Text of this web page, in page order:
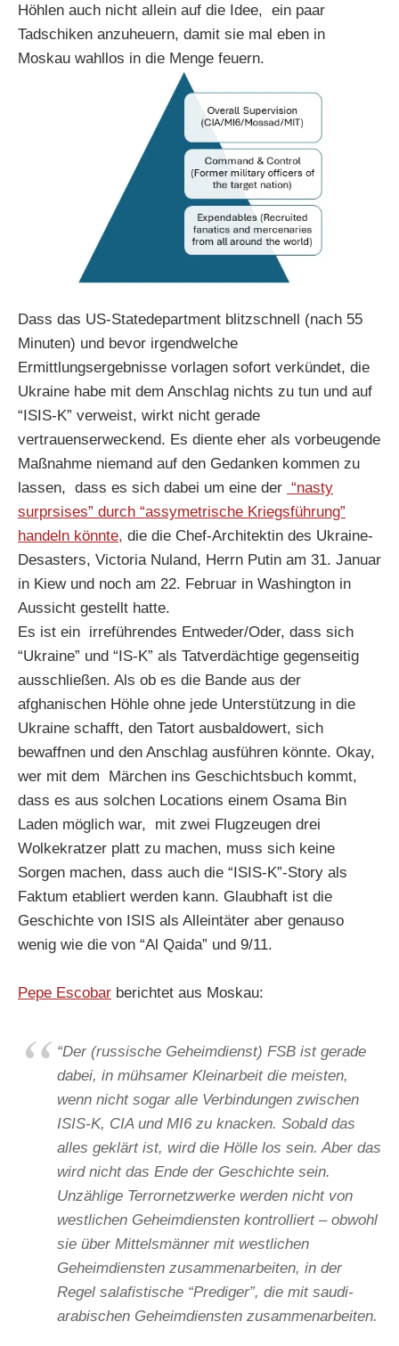
Höhlen auch nicht allein auf die Idee, ein paar
Tadschiken anzuheuern, damit sie mal eben in
Moskau wahllos in die Menge feuern.
Dass das US-Statedepartment blitzschnell (nach 55
Minuten) und bevor irgendwelche
Ermittlungsergebnisse vorlagen sofort verkündet, die
Ukraine habe mit dem Anschlag nichts zu tun und auf
“ISIS-K” verweist, wirkt nicht gerade
vertrauenserweckend. Es diente eher als vorbeugende
Maßnahme niemand auf den Gedanken kommen zu
lassen, dass es sich dabei um eine der “nasty
surprsises” durch “assymetrische Kriegsführung”
handeln könnte, die die Chef-Architektin des Ukraine-
Desasters, Victoria Nuland, Herrn Putin am 31. Januar
in Kiew und noch am 22. Februar in Washington in
Aussicht gestellt hatte.
Es ist ein irreführendes Entweder/Oder, dass sich
“Ukraine” und “IS-K” als Tatverdächtige gegenseitig
ausschließen. Als ob es die Bande aus der
afghanischen Höhle ohne jede Unterstützung in die
Ukraine schafft, den Tatort ausbaldowert, sich
bewaffnen und den Anschlag ausführen könnte. Okay,
wer mit dem Märchen ins Geschichtsbuch kommt,
dass es aus solchen Locations einem Osama Bin
Laden möglich war, mit zwei Flugzeugen drei
Wolkekratzer platt zu machen, muss sich keine
Sorgen machen, dass auch die “ISIS-K”-Story als
Faktum etabliert werden kann. Glaubhaft ist die
Geschichte von ISIS als Alleintäter aber genauso
wenig wie die von “Al Qaida” und 9/11.
Pepe Escobar berichtet aus Moskau:
“Der (russische Geheimdienst) FSB ist gerade
dabei, in mühsamer Kleinarbeit die meisten,
wenn nicht sogar alle Verbindungen zwischen
ISIS-K, CIA und MI6 zu knacken. Sobald das
alles geklärt ist, wird die Hölle los sein. Aber das
wird nicht das Ende der Geschichte sein.
Unzählige Terrornetzwerke werden nicht von
westlichen Geheimdiensten kontrolliert – obwohl
sie über Mittelsmänner mit westlichen
Geheimdiensten zusammenarbeiten, in der
Regel salafistische “Prediger”, die mit saudi-
arabischen Geheimdiensten zusammenarbeiten.